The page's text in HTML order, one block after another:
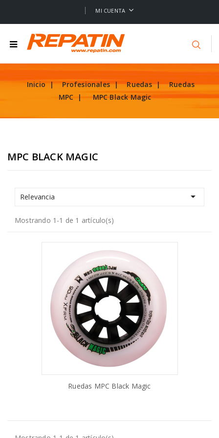
MI CUENTA
Inicio Profesionales Ruedas
Ruedas
MPC
MPC Black Magic
MPC BLACK MAGIC
Relevancia 
Mostrando 1-1 de 1 artículo(s)
AÑADIR AL CARRITO
Ruedas MPC Black Magic